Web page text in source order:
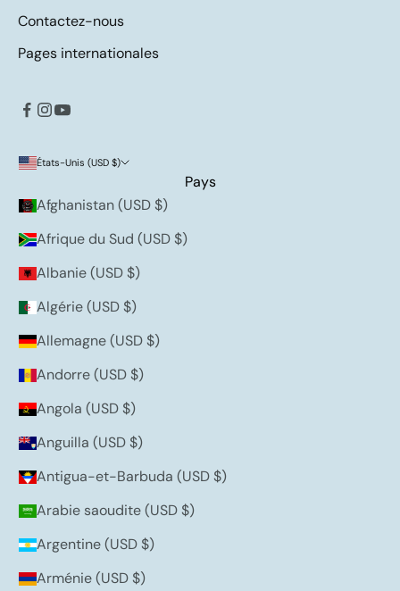
Contactez-nous
Pages internationales
États-Unis (USD $)
Pays
Afghanistan (USD $)
Afrique du Sud (USD $)
Albanie (USD $)
Algérie (USD $)
Allemagne (USD $)
Andorre (USD $)
Angola (USD $)
Anguilla (USD $)
Antigua-et-Barbuda (USD $)
Arabie saoudite (USD $)
Argentine (USD $)
Arménie (USD $)